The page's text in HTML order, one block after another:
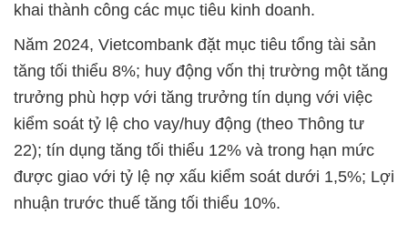
khai thành công các mục tiêu kinh doanh.
Năm 2024, Vietcombank đặt mục tiêu tổng tài sản
tăng tối thiểu 8%; huy động vốn thị trường một tăng
trưởng phù hợp với tăng trưởng tín dụng với việc
kiểm soát tỷ lệ cho vay/huy động (theo Thông tư
22); tín dụng tăng tối thiểu 12% và trong hạn mức
được giao với tỷ lệ nợ xấu kiểm soát dưới 1,5%; Lợi
nhuận trước thuế tăng tối thiểu 10%.